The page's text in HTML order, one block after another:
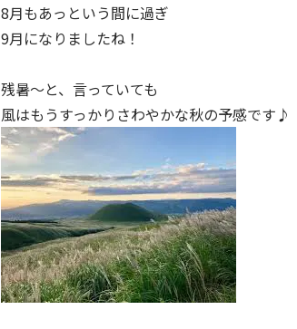
8月もあっという間に過ぎ
9月になりましたね！
残暑～と、言っていても
風はもうすっかりさわやかな秋の予感です♪